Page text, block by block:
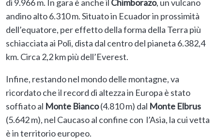
di 9.966 m. In gara è anche il Chimborazo, un vulcano
andino alto 6.310 m. Situato in Ecuador in prossimità
dell’equatore, per effetto della forma della Terra più
schiacciata ai Poli, dista dal centro del pianeta 6.382,4
km. Circa 2,2 km più dell’Everest.
Infine, restando nel mondo delle montagne, va
ricordato che il record di altezza in Europa è stato
soffiato al Monte Bianco(4.810 m) dal Monte Elbrus
(5.642 m), nel Caucaso al confine con l’Asia, la cui vetta
è in territorio europeo.